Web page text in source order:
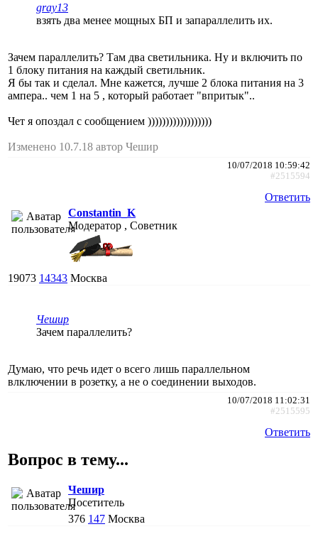
gray13
взять два менее мощных БП и запараллелить их.
Зачем параллелить? Там два светильника. Ну и включить по
1 блоку питания на каждый светильник.
Я бы так и сделал. Мне кажется, лучше 2 блока питания на 3
ампера.. чем 1 на 5 , который работает "впритык"..
Чет я опоздал с сообщением ))))))))))))))))))
Изменено 10.7.18 автор Чешир
10/07/2018 10:59:42
#2515594
Ответить
Constantin_K
Модератор , Советник
19073 14343 Москва
Чешир
Зачем параллелить?
Думаю, что речь идет о всего лишь параллельном
влключении в розетку, а не о соединении выходов.
10/07/2018 11:02:31
#2515595
Ответить
Вопрос в тему...
Чешир
Посетитель
376 147 Москва